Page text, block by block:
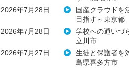
2026年7月28日
国産クラウドを
目指す～東京都
2026年7月28日
学校への通いづ
立川市
2026年7月27日
生徒と保護者を
島県喜多方市